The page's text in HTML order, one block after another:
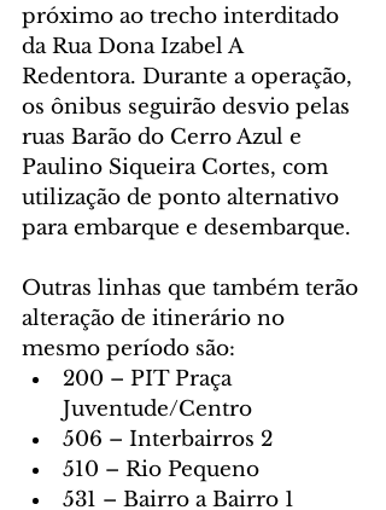
próximo ao trecho interditado
da Rua Dona Izabel A
Redentora. Durante a operação,
os ônibus seguirão desvio pelas
ruas Barão do Cerro Azul e
Paulino Siqueira Cortes, com
utilização de ponto alternativo
para embarque e desembarque.
Outras linhas que também terão
alteração de itinerário no
mesmo período são:
200 – PIT Praça
Juventude/Centro
506 – Interbairros 2
510 – Rio Pequeno
531 – Bairro a Bairro 1